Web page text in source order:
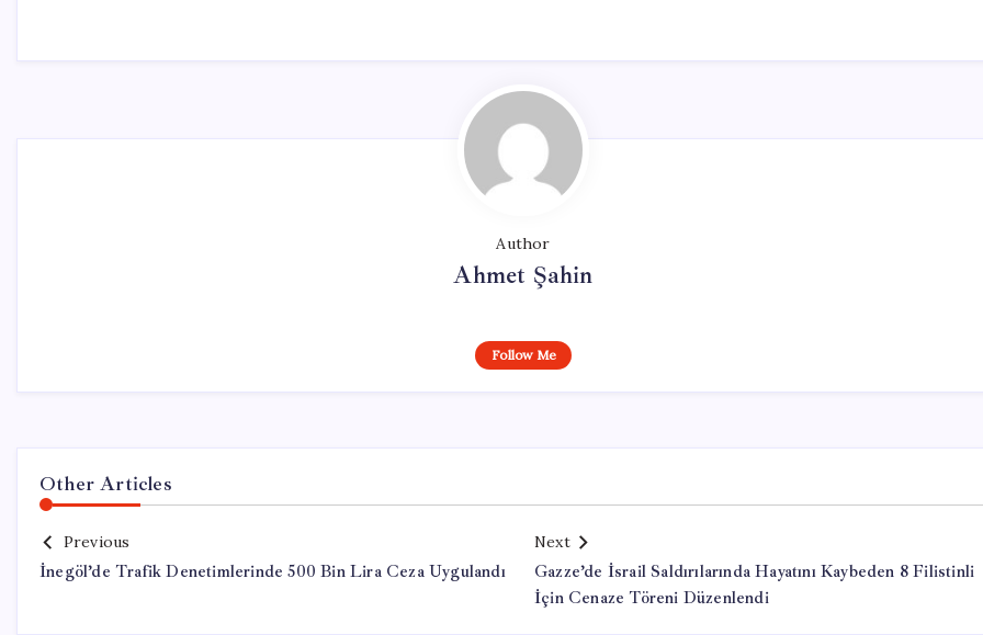
Author
Ahmet Şahin
Follow Me
Other Articles
Previous
İnegöl’de Trafik Denetimlerinde 500 Bin Lira Ceza Uygulandı
Next
Gazze’de İsrail Saldırılarında Hayatını Kaybeden 8 Filistinli
İçin Cenaze Töreni Düzenlendi